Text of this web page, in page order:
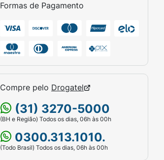
Formas de Pagamento
Compre pelo Drogatel
(31) 3270-5000
(BH e Região) Todos os dias, 06h às 00h
0300.313.1010.
(Todo Brasil) Todos os dias, 06h às 00h